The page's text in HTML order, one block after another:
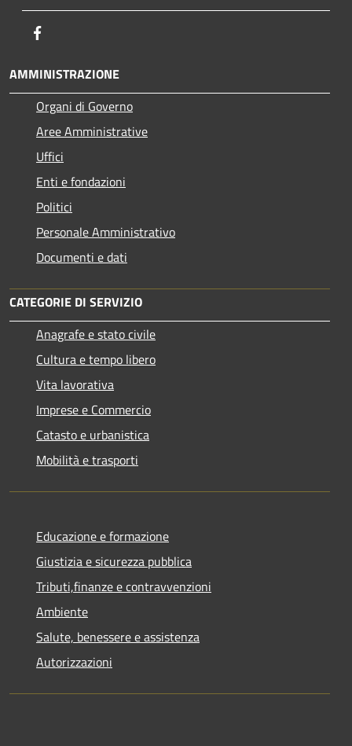
AMMINISTRAZIONE
Organi di Governo
Aree Amministrative
Uffici
Enti e fondazioni
Politici
Personale Amministrativo
Documenti e dati
CATEGORIE DI SERVIZIO
Anagrafe e stato civile
Cultura e tempo libero
Vita lavorativa
Imprese e Commercio
Catasto e urbanistica
Mobilità e trasporti
Educazione e formazione
Giustizia e sicurezza pubblica
Tributi,finanze e contravvenzioni
Ambiente
Salute, benessere e assistenza
Autorizzazioni